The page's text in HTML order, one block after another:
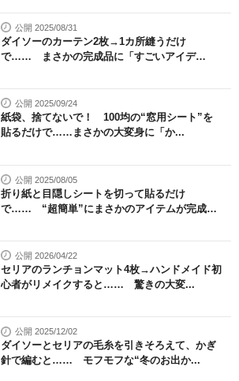
公開 2025/08/31
ダイソーのカーテン2枚→1カ所縫うだけ
で…… まさかの完成品に「すごいアイデ
公開 2025/09/24
紙袋、捨てないで！ 100均の“窓用シート”を
貼るだけで……まさかの大変身に「か...
公開 2025/08/05
折り紙と目隠しシートを切って貼るだけ
で…… “超簡単”にまさかのアイテムが完成
公開 2026/04/22
セリアのランチョンマット4枚→ハンドメイド初
心者がリメイクすると…… 驚きの大変...
公開 2025/12/02
ダイソーとセリアの毛糸を引きそろえて、かぎ
針で編むと…… モフモフな“冬のお出か...